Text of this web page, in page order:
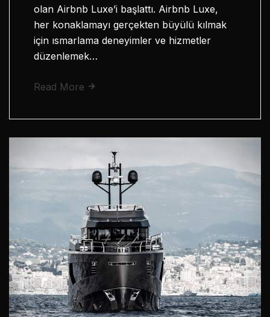
olan Airbnb Luxe’i başlattı. Airbnb Luxe,
her konaklamayı gerçekten büyülü kılmak
için ısmarlama deneyimler ve hizmetler
düzenlemek…
Read More